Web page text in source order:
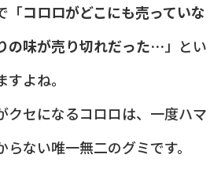
「コロロがどこにも売っていな
の味が売り切れだった… 」とい
よね。
クセになるコロロは、一度ハマ
ない唯一無二のグミです。